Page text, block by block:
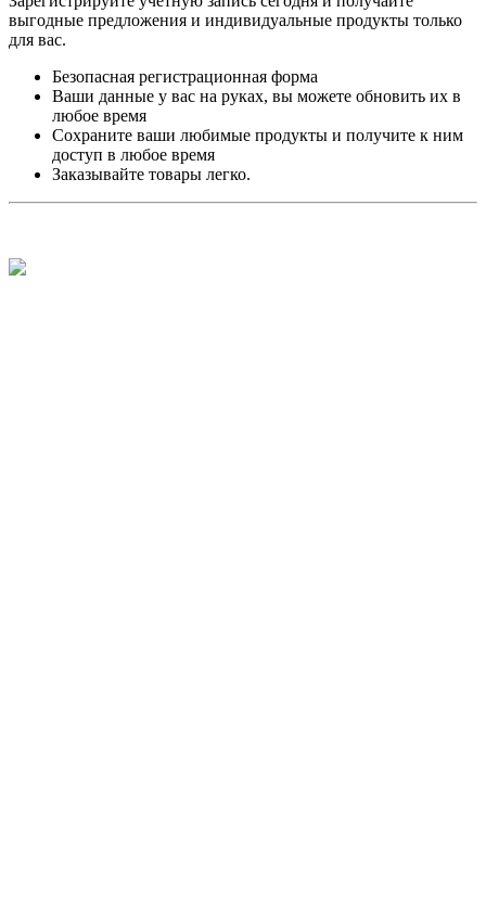
выгодные предложения и индивидуальные продукты только
для вас.
Безопасная регистрационная форма
Ваши данные у вас на руках, вы можете обновить их в
любое время
Сохраните ваши любимые продукты и получите к ним
доступ в любое время
Заказывайте товары легко.